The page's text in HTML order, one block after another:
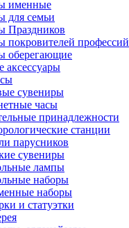
именные
для семьи
Праздников
покровителей профессий
оберегающие
аксессуары
сувениры
часы
принадлежности
станции
парусников
сувениры
лампы
наборы
наборы
и статуэтки